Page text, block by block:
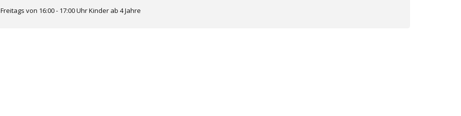
Freitags von 16:00 - 17:00 Uhr Kinder ab 4 Jahre